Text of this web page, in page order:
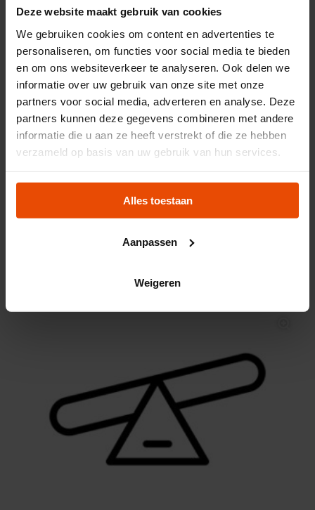
Deze website maakt gebruik van cookies
We gebruiken cookies om content en advertenties te
personaliseren, om functies voor social media te bieden
en om ons websiteverkeer te analyseren. Ook delen we
informatie over uw gebruik van onze site met onze
partners voor social media, adverteren en analyse. Deze
partners kunnen deze gegevens combineren met andere
informatie die u aan ze heeft verstrekt of die ze hebben
verzameld op basis van uw gebruik van hun services.
Alles toestaan
Aanpassen
Weigeren